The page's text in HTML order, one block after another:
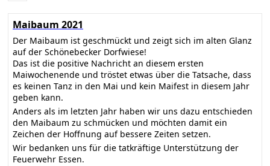
Maibaum 2021
Der Maibaum ist geschmückt und zeigt sich im alten Glanz
auf der Schönebecker Dorfwiese!
Das ist die positive Nachricht an diesem ersten
Maiwochenende und tröstet etwas über die Tatsache, dass
es keinen Tanz in den Mai und kein Maifest in diesem Jahr
geben kann.
Anders als im letzten Jahr haben wir uns dazu entschieden
den Maibaum zu schmücken und möchten damit ein
Zeichen der Hoffnung auf bessere Zeiten setzen.
Wir bedanken uns für die tatkräftige Unterstützung der
Feuerwehr Essen.